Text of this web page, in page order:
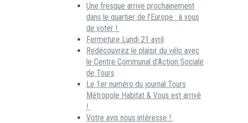
Une fresque arrive prochainement
dans le quartier de l’Europe : à vous
de voter !
Fermeture Lundi 21 avril
Redécouvrez le plaisir du vélo avec
le Centre Communal d’Action Sociale
de Tours
Le 1er numéro du journal Tours
Métropole Habitat & Vous est arrivé
!
Votre avis nous intéresse !